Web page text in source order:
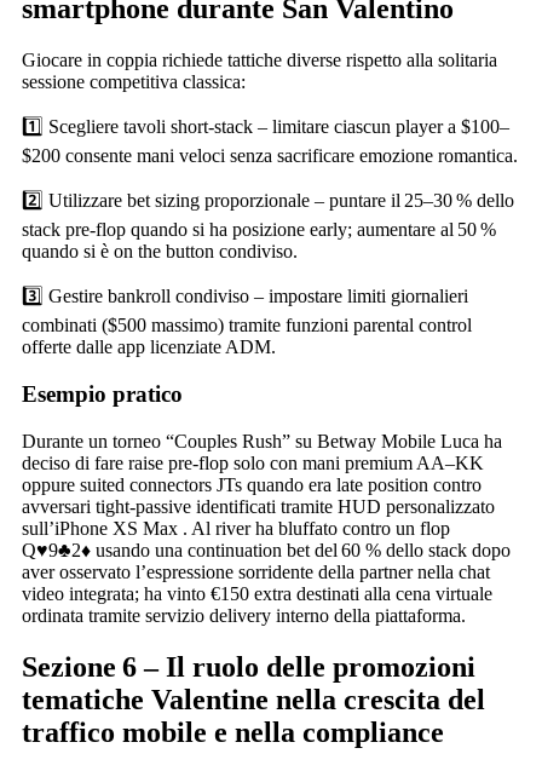
smartphone durante San Valentino
Giocare in coppia richiede tattiche diverse rispetto alla solitaria
sessione competitiva classica:
1️⃣ Scegliere tavoli short‑stack – limitare ciascun player a $100–
$200 consente mani veloci senza sacrificare emozione romantica.
2️⃣ Utilizzare bet sizing proporzionale – puntare il 25–30 % dello
stack pre‑flop quando si ha posizione early; aumentare al 50 %
quando si è on the button condiviso.
3️⃣ Gestire bankroll condiviso – impostare limiti giornalieri
combinati ($500 massimo) tramite funzioni parental control
offerte dalle app licenziate ADM.
Esempio pratico
Durante un torneo “Couples Rush” su Betway Mobile Luca ha
deciso di fare raise pre‑flop solo con mani premium AA–KK
oppure suited connectors JTs quando era late position contro
avversari tight‐passive identificati tramite HUD personalizzato
sull’iPhone XS Max . Al river ha bluffato contro un flop
Q♥9♣2♦ usando una continuation bet del 60 % dello stack dopo
aver osservato l’espressione sorridente della partner nella chat
video integrata; ha vinto €150 extra destinati alla cena virtuale
ordinata tramite servizio delivery interno della piattaforma.
Sezione 6 – Il ruolo delle promozioni
tematiche Valentine nella crescita del
traffico mobile e nella compliance